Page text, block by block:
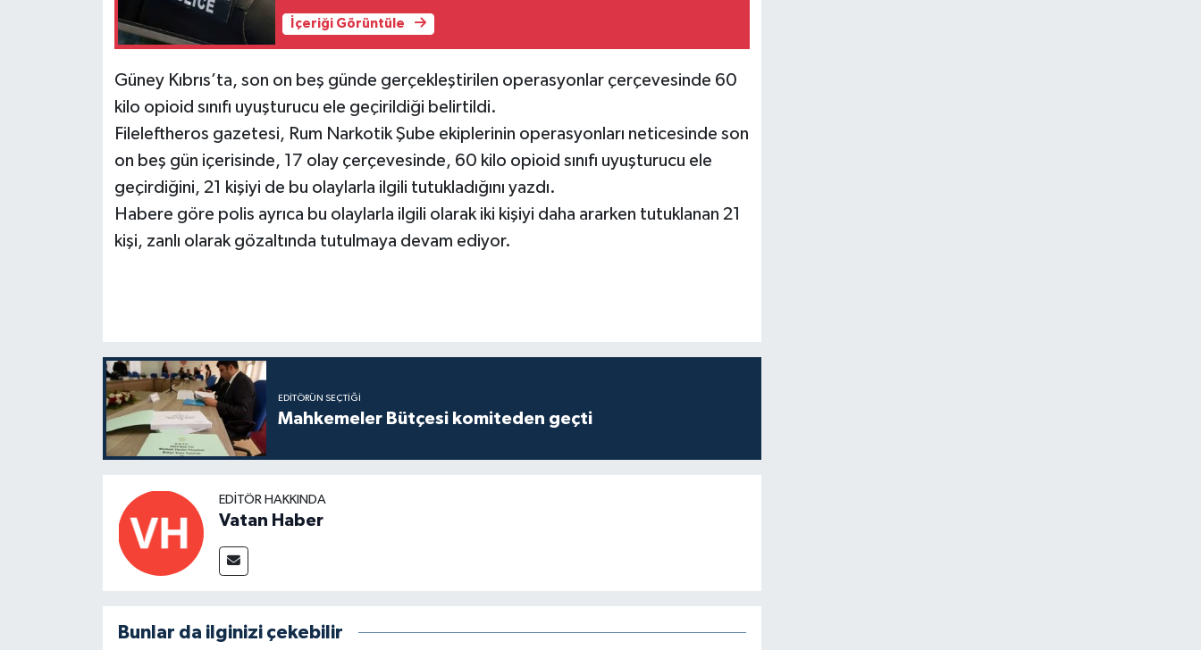
İçeriği Görüntüle
Güney Kıbrıs’ta, son on beş günde gerçekleştirilen operasyonlar çerçevesinde 60
kilo opioid sınıfı uyuşturucu ele geçirildiği belirtildi.
Fileleftheros gazetesi, Rum Narkotik Şube ekiplerinin operasyonları neticesinde son
on beş gün içerisinde, 17 olay çerçevesinde, 60 kilo opioid sınıfı uyuşturucu ele
geçirdiğini, 21 kişiyi de bu olaylarla ilgili tutukladığını yazdı.
Habere göre polis ayrıca bu olaylarla ilgili olarak iki kişiyi daha ararken tutuklanan 21
kişi, zanlı olarak gözaltında tutulmaya devam ediyor.
EDITÖRÜN SEÇTIĞI
Mahkemeler Bütçesi komiteden geçti
EDITÖR HAKKINDA
Vatan Haber
Bunlar da ilginizi çekebilir